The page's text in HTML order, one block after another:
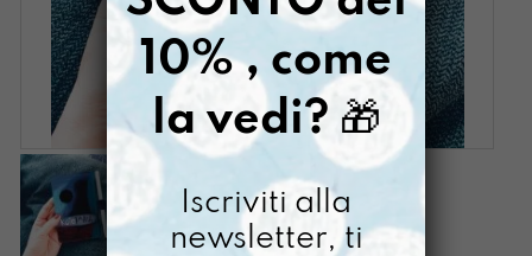
10% , come
la vedi? 🎁
Iscriviti alla
newsletter, ti